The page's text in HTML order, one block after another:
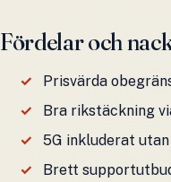
Fördelar och
Prisvärda
Bra rikstäckning
5G inkluderat
Brett